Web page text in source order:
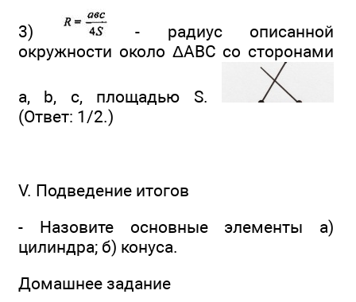
3)
- радиус описанной
окружности около ΔАВС со сторонами
а, b, с, площадью S.
(Ответ: 1/2.)
V. Подведение итогов
- Назовите основные элементы а)
цилиндра; б) конуса.
Домашнее задание